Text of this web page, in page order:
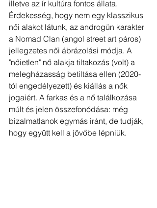
illetve az ír kultúra fontos állata.
Érdekesség, hogy nem egy klasszikus
női alakot látunk, az androgün karakter
a Nomad Clan (angol street art páros)
jellegzetes női ábrázolási módja. A
"nőietlen" nő alakja tiltakozás (volt) a
melegházasság betiltása ellen (2020-
tól engedélyezett) és kiállás a nők
jogaiért. A farkas és a nő találkozása
múlt és jelen összefonódása: még
bizalmatlanok egymás iránt, de tudják,
hogy együtt kell a jövőbe lépniük.